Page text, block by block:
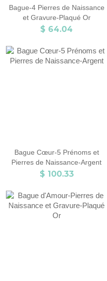
Bague-4 Pierres de Naissance
et Gravure-Plaqué Or
$ 64.04
Bague Cœur-5 Prénoms et
Pierres de Naissance-Argent
$ 100.33